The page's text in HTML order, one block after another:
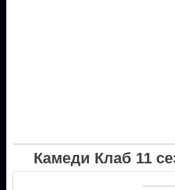
Камеди Клаб 11